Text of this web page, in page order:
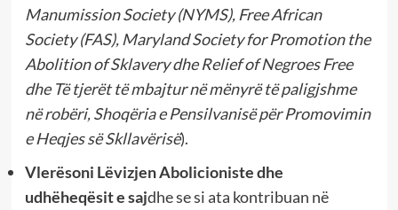
Manumission Society (NYMS), Free African
Society (FAS), Maryland Society for Promotion the
Abolition of Sklavery dhe Relief of Negroes Free
dhe Të tjerët të mbajtur në mënyrë të paligjshme
në robëri, Shoqëria e Pensilvanisë për Promovimin
e Heqjes së Skllavërisë).
Vlerësoni Lëvizjen Abolicioniste dhe
udhëheqësit e sajdhe se si ata kontribuan në